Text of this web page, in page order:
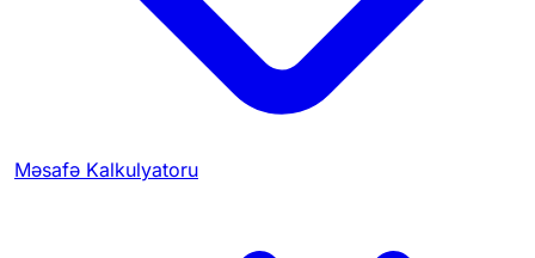
Məsafə Kalkulyatoru